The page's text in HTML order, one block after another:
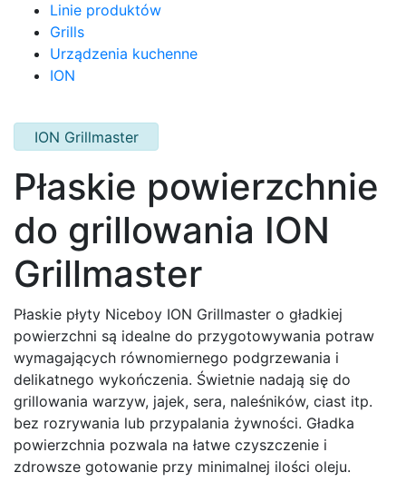
Linie produktów
Grills
Urządzenia kuchenne
ION
ION Grillmaster
Płaskie powierzchnie
do grillowania ION
Grillmaster
Płaskie płyty Niceboy ION Grillmaster o gładkiej
powierzchni są idealne do przygotowywania potraw
wymagających równomiernego podgrzewania i
delikatnego wykończenia. Świetnie nadają się do
grillowania warzyw, jajek, sera, naleśników, ciast itp.
bez rozrywania lub przypalania żywności. Gładka
powierzchnia pozwala na łatwe czyszczenie i
zdrowsze gotowanie przy minimalnej ilości oleju.